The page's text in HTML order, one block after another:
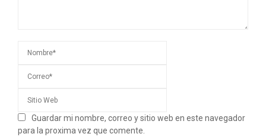
Guardar mi nombre, correo y sitio web en este navegador
para la proxima vez que comente.